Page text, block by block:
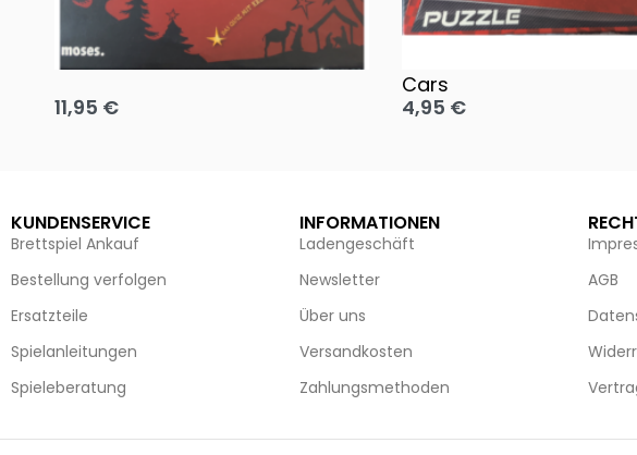
Oh, heilige Nacht!
11,95 €
Cars
4,95 €
KUNDENSERVICE
Brettspiel Ankauf
Bestellung verfolgen
Ersatzteile
Spielanleitungen
Spieleberatung
INFORMATIONEN
Ladengeschäft
Newsletter
Über uns
Versandkosten
Zahlungsmethoden
AGB